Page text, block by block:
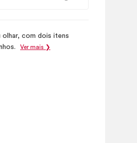
olhar, com dois itens
Ver mais ❯